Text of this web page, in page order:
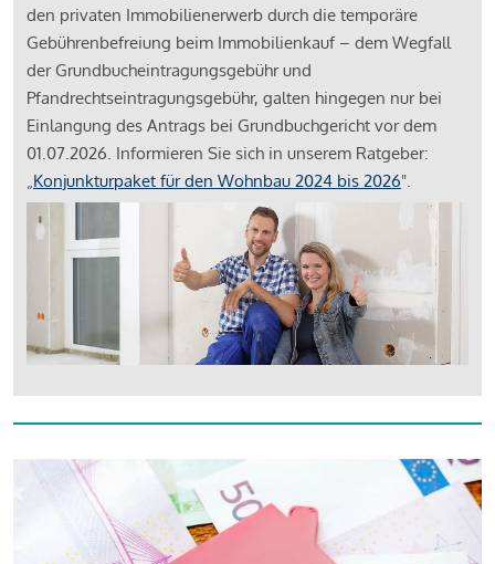
den privaten Immobilienerwerb durch die temporäre
Gebührenbefreiung beim Immobilienkauf – dem Wegfall
der Grundbucheintragungsgebühr und
Pfandrechtseintragungsgebühr, galten hingegen nur bei
Einlangung des Antrags bei Grundbuchgericht vor dem
01.07.2026. Informieren Sie sich in unserem Ratgeber:
„Konjunkturpaket für den Wohnbau 2024 bis 2026".